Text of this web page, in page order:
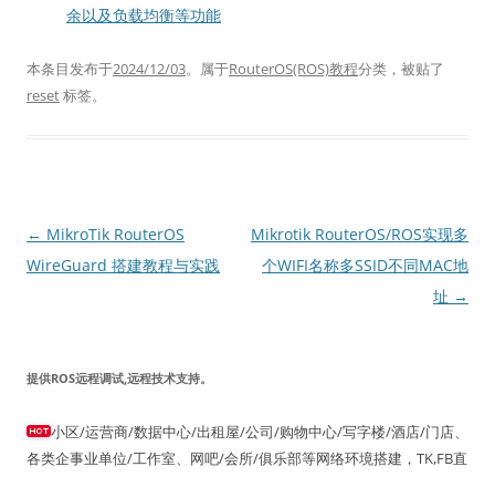
余以及负载均衡等功能
本条目发布于2024/12/03。属于RouterOS(ROS)教程分类，被贴了
reset标签。
文
章
← MikroTik RouterOS
WireGuard 搭建教程与实践
Mikrotik RouterOS/ROS实现多
个WIFI名称多SSID不同MAC地
址 →
提供ROS远程调试,远程技术支持。
小区/运营商/数据中心/出租屋/公司/购物中心/写字楼/酒店/门店、
各类企事业单位/工作室、网吧/会所/俱乐部等网络环境搭建，TK,FB直